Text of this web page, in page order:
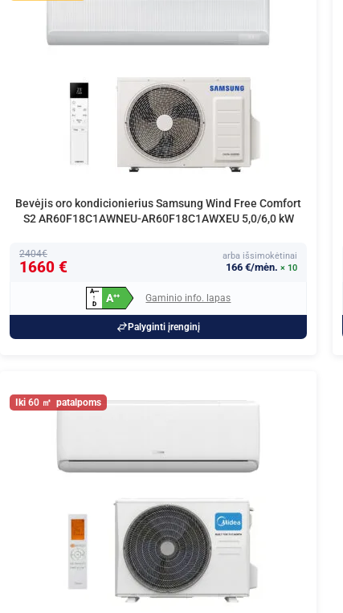
Bevėjis oro kondicionierius Samsung Wind Free Comfort
S2 AR60F18C1AWNEU-AR60F18C1AWXEU 5,0/6,0 kW
2404€
1660 €
arba išsimokėtinai
166 €/mėn. × 10
A+++
↑
D
A++ Gaminio info. lapas
Palyginti įrenginį
60